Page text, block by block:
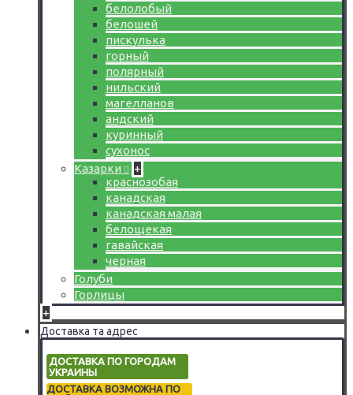
белолобый
белошей
пискулька
горный
полярный
нильский
магелланов
андский
куринный
сухонос
Казарки
+
краснозобая
канадская
канадская малая
белощекая
гавайская
черная
Голуби
Горлицы
+
Доставка та адрес
ДОСТАВКА ПО ГОРОДАМ
УКРАИНЫ
ДОСТАВКА ВОЗМОЖНА ПО